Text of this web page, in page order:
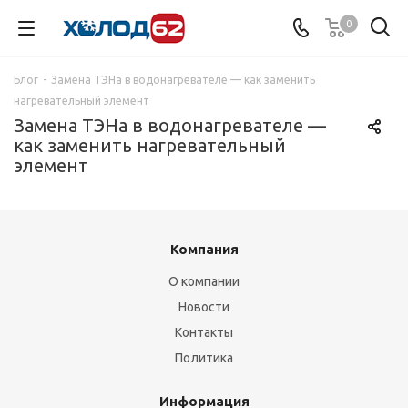
0
Блог - Замена ТЭНа в водонагревателе — как заменить
нагревательный элемент
Замена ТЭНа в водонагревателе —
как заменить нагревательный
элемент
Компания
О компании
Новости
Контакты
Политика
Информация